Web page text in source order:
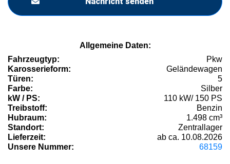
Allgemeine Daten:
Fahrzeugtyp:
Pkw
Karosserieform:
Geländewagen
Türen:
5
Farbe:
Silber
kW / PS:
110 kW/ 150 PS
Treibstoff:
Benzin
Hubraum:
1.498 cm³
Standort:
Zentrallager
Lieferzeit:
ab ca. 10.08.2026
Unsere Nummer:
68159